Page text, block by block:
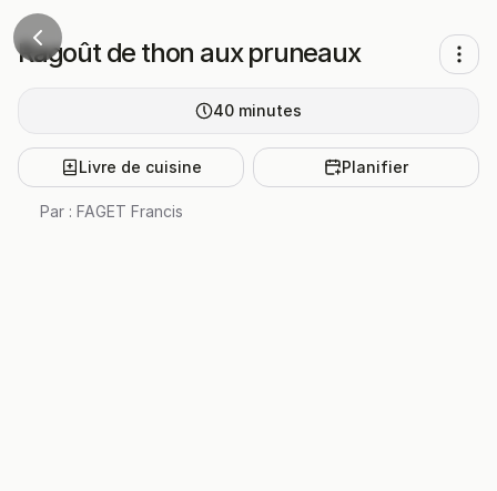
Ragoût de thon aux pruneaux
40 minutes
Livre de cuisine Planifier
Par : FAGET Francis